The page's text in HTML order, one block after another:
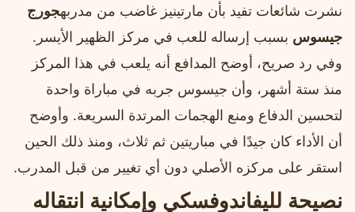
نشرت شائعات تفيد بأن مارتينيز غاضب من مدربهجورج
جيسوس بسبب إرساله للعب في مركز الظهير الأيسر.
وفي رد صريح، أوضح المدافع أنه يلعب في هذا المركز
منذ ستة أشهر، وأن جيسوس جربه في مباراة واحدة
لتحسين الدفاع ومنع الهجمات المرتدة السريعة. وأوضح
أن الأداء كان جيدًا في مباريتين ثم ثلاث، ومنذ ذلك الحين
استقر على مركزه الأصلي دون أي تغيير من قبل المدرب.
نصيحة لليفاندوفسكي وإمكانية انتقاله